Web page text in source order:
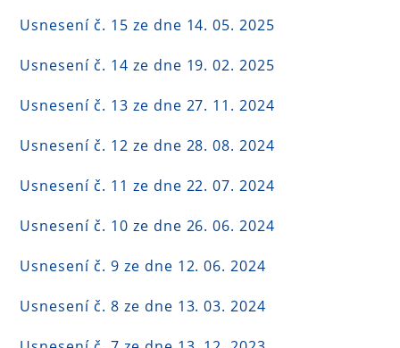
Usnesení č. 15 ze dne 14. 05. 2025
Usnesení č. 14 ze dne 19. 02. 2025
Usnesení č. 13 ze dne 27. 11. 2024
Usnesení č. 12 ze dne 28. 08. 2024
Usnesení č. 11 ze dne 22. 07. 2024
Usnesení č. 10 ze dne 26. 06. 2024
Usnesení č. 9 ze dne 12. 06. 2024
Usnesení č. 8 ze dne 13. 03. 2024